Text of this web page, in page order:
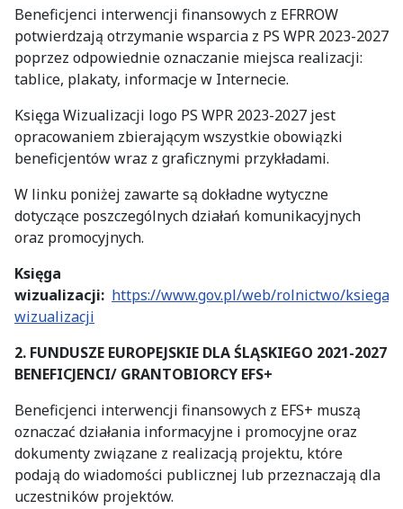
Beneficjenci interwencji finansowych z EFRROW
potwierdzają otrzymanie wsparcia z PS WPR 2023-2027
poprzez odpowiednie oznaczanie miejsca realizacji:
tablice, plakaty, informacje w Internecie.
Księga Wizualizacji logo PS WPR 2023-2027 jest
opracowaniem zbierającym wszystkie obowiązki
beneficjentów wraz z graficznymi przykładami.
W linku poniżej zawarte są dokładne wytyczne
dotyczące poszczególnych działań komunikacyjnych
oraz promocyjnych.
Księga
wizualizacji: https://www.gov.pl/web/rolnictwo/ksiega-
wizualizacji
2. FUNDUSZE EUROPEJSKIE DLA ŚLĄSKIEGO 2021-2027
BENEFICJENCI/ GRANTOBIORCY EFS+
Beneficjenci interwencji finansowych z EFS+ muszą
oznaczać działania informacyjne i promocyjne oraz
dokumenty związane z realizacją projektu, które
podają do wiadomości publicznej lub przeznaczają dla
uczestników projektów.